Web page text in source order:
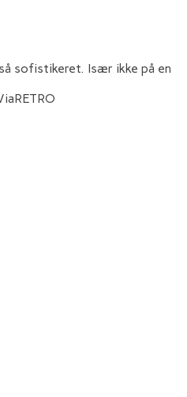
sofistikeret. Især ikke på en